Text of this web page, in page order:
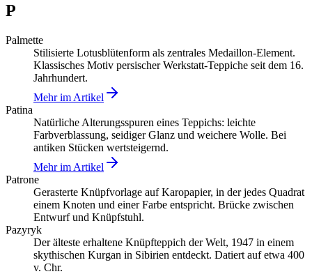
P
Palmette
Stilisierte Lotusblütenform als zentrales Medaillon-Element.
Klassisches Motiv persischer Werkstatt-Teppiche seit dem 16.
Jahrhundert.
Mehr im Artikel
Patina
Natürliche Alterungsspuren eines Teppichs: leichte
Farbverblassung, seidiger Glanz und weichere Wolle. Bei
antiken Stücken wertsteigernd.
Mehr im Artikel
Patrone
Gerasterte Knüpfvorlage auf Karopapier, in der jedes Quadrat
einem Knoten und einer Farbe entspricht. Brücke zwischen
Entwurf und Knüpfstuhl.
Pazyryk
Der älteste erhaltene Knüpfteppich der Welt, 1947 in einem
skythischen Kurgan in Sibirien entdeckt. Datiert auf etwa 400
v. Chr.